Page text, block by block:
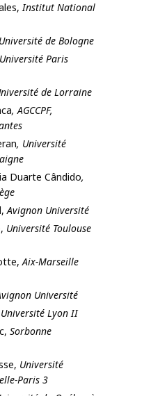
Institut National
de Bologne
Paris
de Lorraine
, AGCCPF,
, Université
Duarte Cândido,
Avignon Université
Université Toulouse
Aix-Marseille
Université
Université Lyon II
Sorbonne
Université
Paris 3